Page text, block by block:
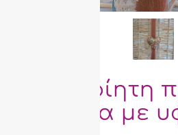
Χειροποίητη
λαμπάδα με